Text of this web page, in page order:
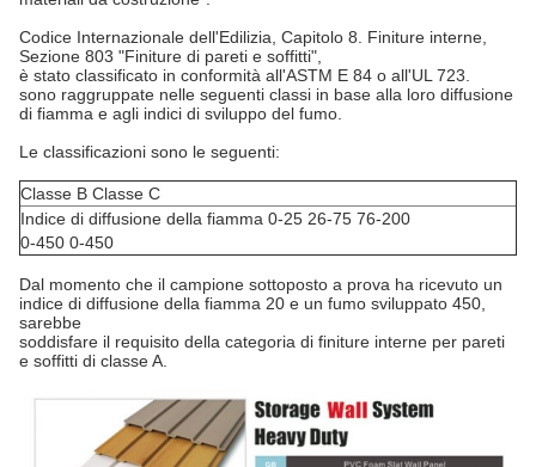
Codice Internazionale dell'Edilizia, Capitolo 8. Finiture interne,
Sezione 803 "Finiture di pareti e soffitti",
è stato classificato in conformità all'ASTM E 84 o all'UL 723.
sono raggruppate nelle seguenti classi in base alla loro diffusione
di fiamma e agli indici di sviluppo del fumo.
Le classificazioni sono le seguenti:
Classe B Classe C
Indice di diffusione della fiamma 0-25 26-75 76-200
0-450 0-450
Dal momento che il campione sottoposto a prova ha ricevuto un
indice di diffusione della fiamma 20 e un fumo sviluppato 450,
sarebbe
soddisfare il requisito della categoria di finiture interne per pareti
e soffitti di classe A.